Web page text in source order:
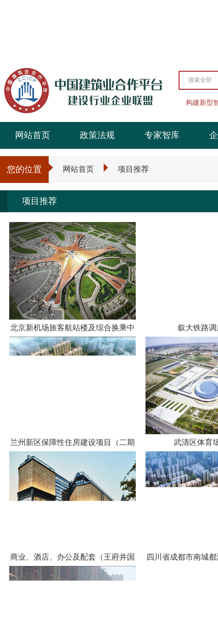
搜索全部
构建新型
网站首页 政策法规 专家智库
您的位置 网站首页 项目推荐
项目推荐
北京新机场旅客航站楼及综合换乘中 叙大铁路
兰州新区保障性住房建设项目（二期 武清区体育
商业、酒店、办公及配套（王府井国 四川省成都市南城